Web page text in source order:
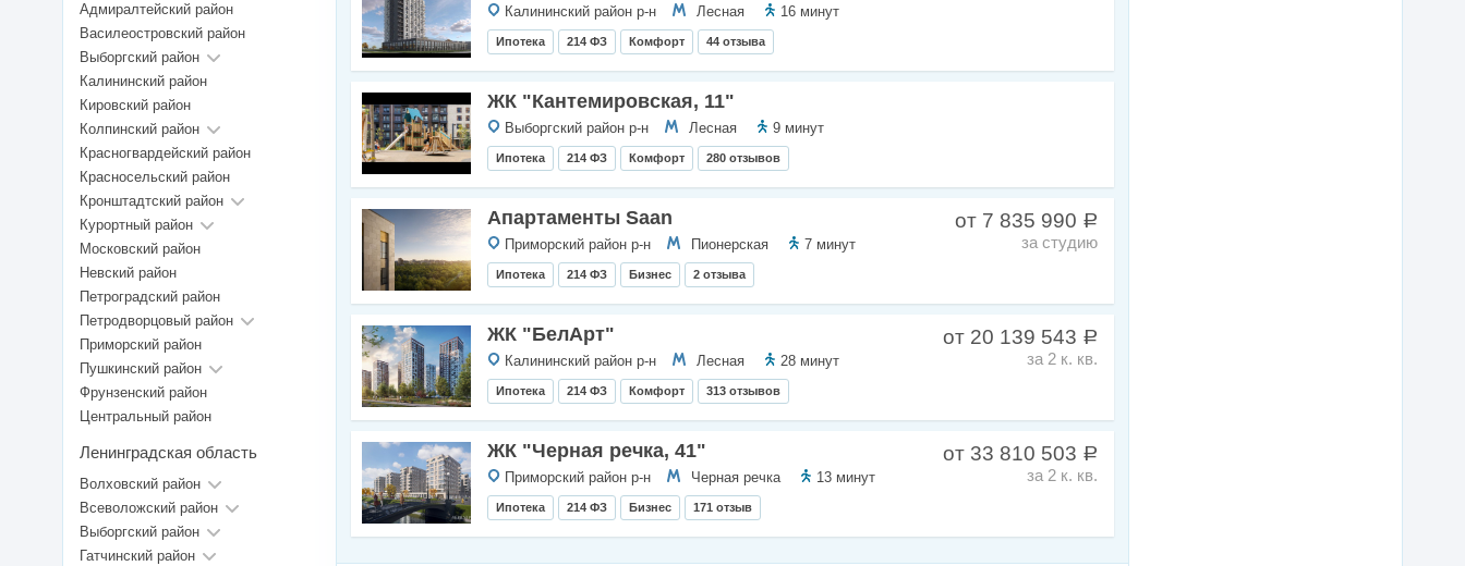
Калининский район р-н Лесная 16 минут
Ипотека 214 ФЗ Комфорт 44 отзыва
ЖК "Кантемировская, 11"
Выборгский район р-н Лесная 9 минут
Ипотека 214 ФЗ Комфорт 280 отзывов
от 7 835 990 a
за студию
Апартаменты Saan
Приморский район р-н Пионерская 7 минут
Ипотека 214 ФЗ Бизнес 2 отзыва
от 20 139 543 a
за 2 к. кв.
ЖК "БелАрт"
Калининский район р-н Лесная 28 минут
Ипотека 214 ФЗ Комфорт 313 отзывов
от 33 810 503 a
за 2 к. кв.
ЖК "Черная речка, 41"
Приморский район р-н Черная речка 13 минут
Ипотека 214 ФЗ Бизнес 171 отзыв
Адмиралтейский район
Василеостровский район
Выборгский район
Калининский район
Кировский район
Колпинский район
Красногвардейский район
Красносельский район
Кронштадтский район
Курортный район
Московский район
Невский район
Петроградский район
Петродворцовый район
Приморский район
Пушкинский район
Фрунзенский район
Центральный район
Ленинградская область
Волховский район
Всеволожский район
Выборгский район
Гатчинский район